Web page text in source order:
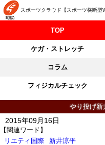
スポーツクラウド【スポーツ横断型
TOP
ケガ・ストレッチ
コラム
フィジカルチェック
やり投げ新
【関連ワード】
リエティ国際
新井涼平
2015年09月16日